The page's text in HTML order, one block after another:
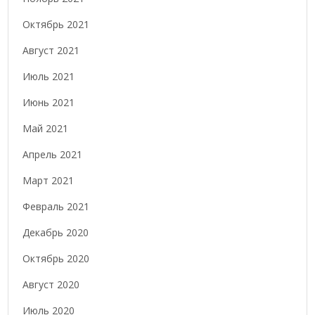
Октябрь 2021
Август 2021
Июль 2021
Июнь 2021
Май 2021
Апрель 2021
Март 2021
Февраль 2021
Декабрь 2020
Октябрь 2020
Август 2020
Июль 2020